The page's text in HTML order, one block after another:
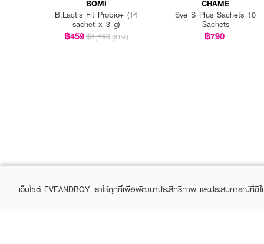
BOMI
B.Lactis Fit Probio+ (14
sachet x 3 g)
฿459฿1,190 (61%)
CHAME
Sye S Plus Sachets 10
Sachets
฿790
เว็บไซต์ EVEANDBOY เราใช้คุกกี้เพื่อพัฒนาประสิทธิภาพ และประสบการณ์ที่